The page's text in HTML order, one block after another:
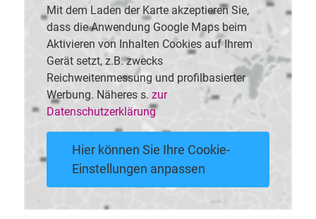
Mit dem Laden der Karte akzeptieren Sie,
dass die Anwendung Google Maps beim
Aktivieren von Inhalten Cookies auf Ihrem
Gerät setzt, z.B. zwecks
Reichweitenmessung und profilbasierter
Werbung. Näheres s. zur
Datenschutzerklärung
Hier können Sie Ihre Cookie-
Einstellungen anpassen